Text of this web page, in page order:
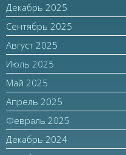
Декабрь 2025
Сентябрь 2025
Август 2025
Июль 2025
Май 2025
Апрель 2025
Февраль 2025
Декабрь 2024